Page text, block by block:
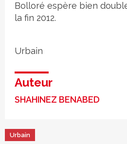
Bolloré espère bien
la fin 2012.
Urbain
Auteur
SHAHINEZ BENABED
Urbain